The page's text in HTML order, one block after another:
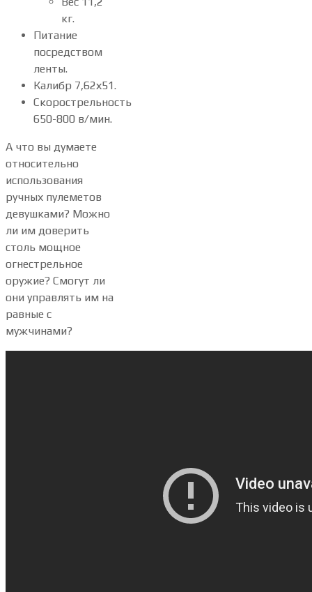
кг.
Питание
посредством
ленты.
Калибр 7,62х51.
Скорострельность
650-800 в/мин.
А что вы думаете
относительно
использования
ручных пулеметов
девушками? Можно
ли им доверить
столь мощное
огнестрельное
оружие? Смогут ли
они управлять им на
равные с
мужчинами?